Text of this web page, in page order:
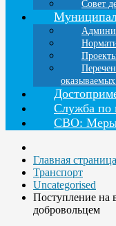
Совет
Служба по
СВО: Меры
Главная страница
Транспорт
Uncategorised
Поступление на
добровольцем